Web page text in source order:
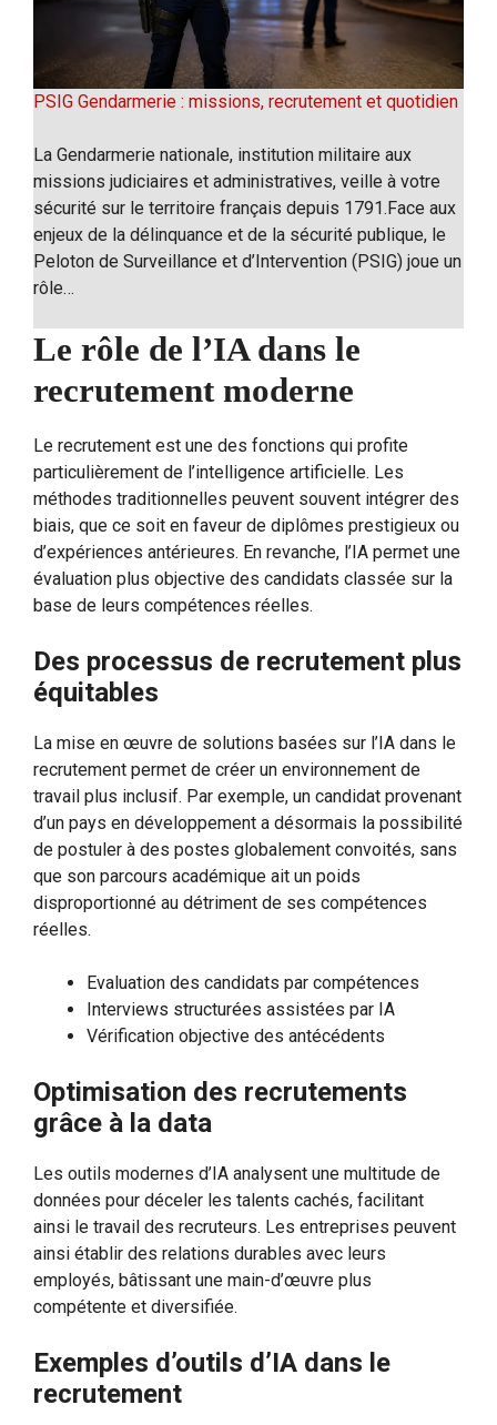
PSIG Gendarmerie : missions, recrutement et quotidien
La Gendarmerie nationale, institution militaire aux
missions judiciaires et administratives, veille à votre
sécurité sur le territoire français depuis 1791.Face aux
enjeux de la délinquance et de la sécurité publique, le
Peloton de Surveillance et d’Intervention (PSIG) joue un
rôle…
Le rôle de l’IA dans le
recrutement moderne
Le recrutement est une des fonctions qui profite
particulièrement de l’intelligence artificielle. Les
méthodes traditionnelles peuvent souvent intégrer des
biais, que ce soit en faveur de diplômes prestigieux ou
d’expériences antérieures. En revanche, l’IA permet une
évaluation plus objective des candidats classée sur la
base de leurs compétences réelles.
Des processus de recrutement plus
équitables
La mise en œuvre de solutions basées sur l’IA dans le
recrutement permet de créer un environnement de
travail plus inclusif. Par exemple, un candidat provenant
d’un pays en développement a désormais la possibilité
de postuler à des postes globalement convoités, sans
que son parcours académique ait un poids
disproportionné au détriment de ses compétences
réelles.
Evaluation des candidats par compétences
Interviews structurées assistées par IA
Vérification objective des antécédents
Optimisation des recrutements
grâce à la data
Les outils modernes d’IA analysent une multitude de
données pour déceler les talents cachés, facilitant
ainsi le travail des recruteurs. Les entreprises peuvent
ainsi établir des relations durables avec leurs
employés, bâtissant une main-d’œuvre plus
compétente et diversifiée.
Exemples d’outils d’IA dans le
recrutement